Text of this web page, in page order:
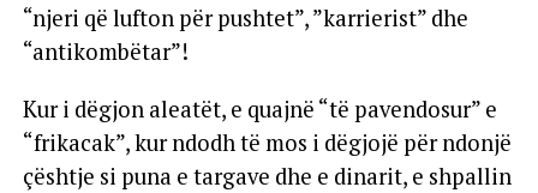
“njeri që lufton për pushtet”, ”karrierist” dhe
“antikombëtar”!
Kur i dëgjon aleatët, e quajnë “të pavendosur” e
“frikacak”, kur ndodh të mos i dëgjojë për ndonjë
çështje si puna e targave dhe e dinarit, e shpallin